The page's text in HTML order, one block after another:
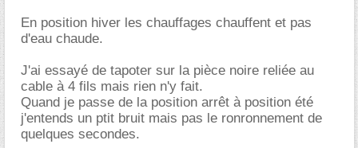
En position hiver les chauffages chauffent et pas
d'eau chaude.
J'ai essayé de tapoter sur la pièce noire reliée au
cable à 4 fils mais rien n'y fait.
Quand je passe de la position arrêt à position été
j'entends un ptit bruit mais pas le ronronnement de
quelques secondes.